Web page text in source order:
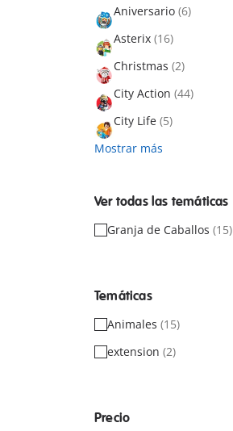
Aniversario (6)
Asterix (16)
Christmas (2)
City Action (44)
City Life (5)
Mostrar más
Ver todas las temáticas
Granja de Caballos (15)
Temáticas
Animales (15)
extension (2)
Precio